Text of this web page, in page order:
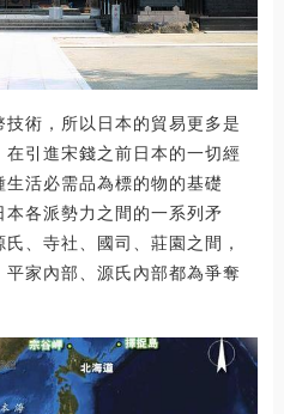
術，所以日本的貿易更多是
引進宋錢之前日本的一切經
活必需品為標的物的基礎
本各派勢力之間的一系列矛
、寺社、國司、莊園之間，
家內部、源氏內部都為爭奪